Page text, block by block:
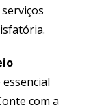
essencial
com a